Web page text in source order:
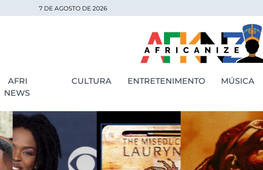
7 DE AGOSTO DE 2026
AFRI
NEWS
CULTURA ENTRETENIMENTO MÚSICA